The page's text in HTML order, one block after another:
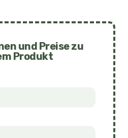
und Preise zu
Produkt